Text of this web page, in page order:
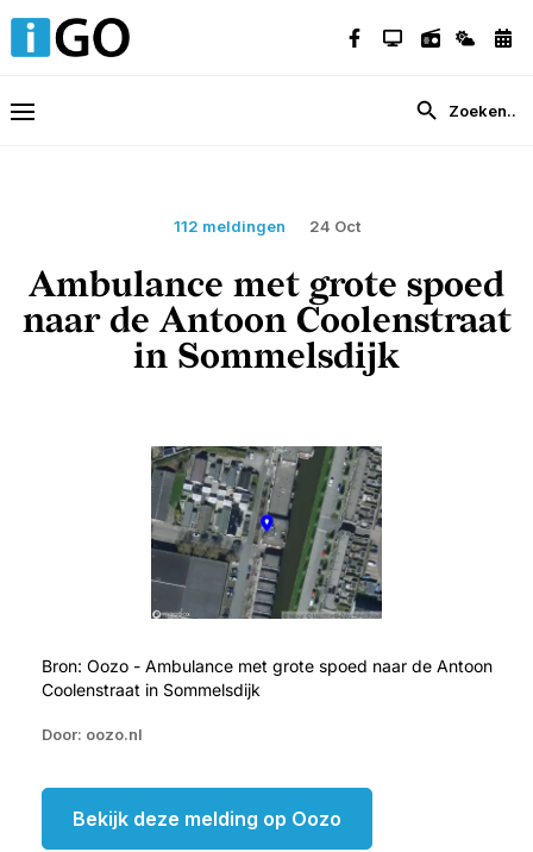
112 meldingen 24 Oct
Ambulance met grote spoed
naar de Antoon Coolenstraat
in Sommelsdijk
Bron: Oozo - Ambulance met grote spoed naar de Antoon
Coolenstraat in Sommelsdijk
Door: oozo.nl
Bekijk deze melding op Oozo